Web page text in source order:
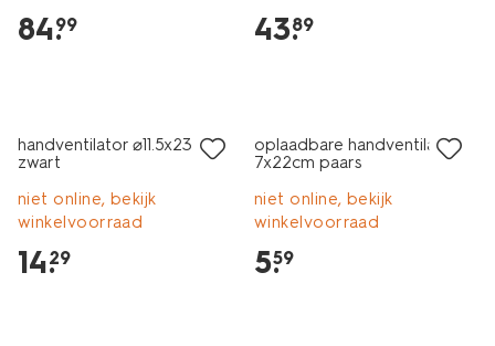
84.
99 43.
89
handventilator ⌀11.5x23.5cm
zwart
niet online, bekijk
winkelvoorraad
14.
29
oplaadbare handventilator
7x22cm paars
niet online, bekijk
winkelvoorraad
5.
59